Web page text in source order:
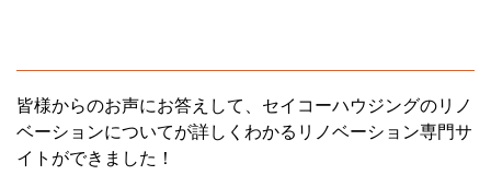
皆様からのお声にお答えして、セイコーハウジングのリノ
ベーションについてが詳しくわかるリノベーション専門サ
イトができました！